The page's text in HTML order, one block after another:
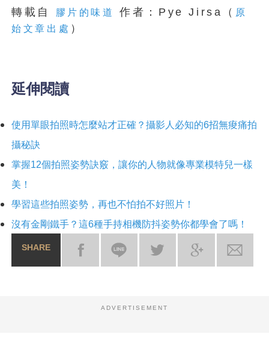
轉載自 膠片的味道 作者：Pye Jirsa（ 原
始文章出處 ）
延伸閱讀
使用單眼拍照時怎麼站才正確？攝影人必知的6招無痠痛拍
攝秘訣
掌握12個拍照姿勢訣竅，讓你的人物就像專業模特兒一樣
美！
學習這些拍照姿勢，再也不怕拍不好照片！
沒有金剛鐵手？這6種手持相機防抖姿勢你都學會了嗎！
SHARE
ADVERTISEMENT